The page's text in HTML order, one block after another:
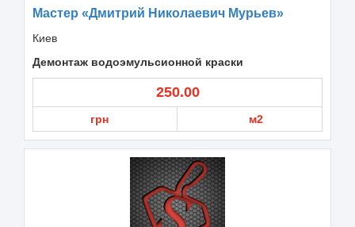
Мастер «Дмитрий Николаевич Мурьев»
Киев
Демонтаж водоэмульсионной краски
250.00
грн м2